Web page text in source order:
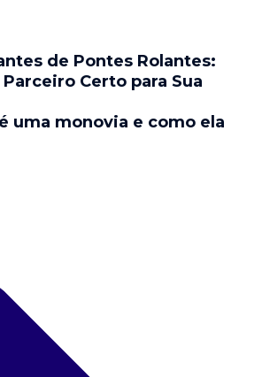
de Pontes Rolantes:
Certo para Sua
uma monovia e como ela